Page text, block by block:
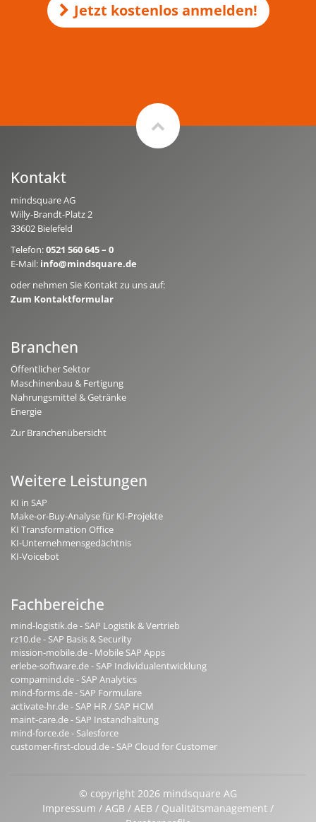
Jetzt kostenlos anmelden!
Kontakt
mindsquare AG
Willy-Brandt-Platz 2
33602 Bielefeld
Telefon:0521 560 645 – 0
E-Mail: info@mindsquare.de
oder nehmen Sie Kontakt zu uns auf:
Zum Kontaktformular
Branchen
Öffentlicher Sektor
Maschinenbau & Fertigung
Nahrungsmittel & Getränke
Energie
Zur Branchenübersicht
Weitere Leistungen
KI in SAP
Make-or-Buy-Analyse für KI-Projekte
KI Transformation Office
KI-Unternehmensgedächtnis
KI-Voicebot
Fachbereiche
mind-logistik.de - SAP Logistik & Vertrieb
rz10.de - SAP Basis & Security
mission-mobile.de - Mobile SAP Apps
erlebe-software.de - SAP Individualentwicklung
compamind.de - SAP Analytics
mind-forms.de - SAP Formulare
activate-hr.de - SAP HR / SAP HCM
maint-care.de - SAP Instandhaltung
mind-force.de - Salesforce
customer-first-cloud.de - SAP Cloud for Customer
© copyright 2026 mindsquare AG
Impressum
AGB AEB
Qualitätsmanagement